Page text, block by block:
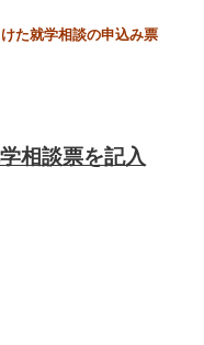
た就学相談の申込み票
相談票を記入